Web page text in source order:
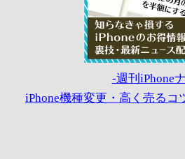
-週刊iPhone
iPhone機種変更・高く売るコ